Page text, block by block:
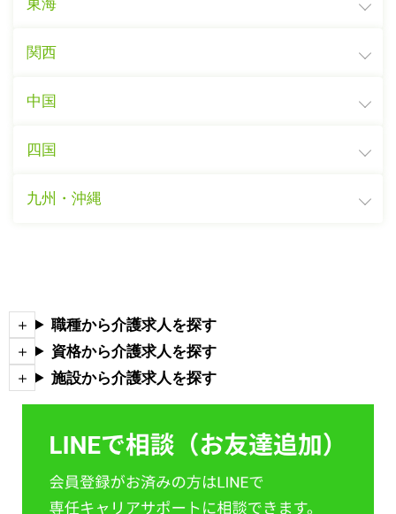
東海
関西
中国
四国
九州・沖縄
職種から介護求人を探す
資格から介護求人を探す
施設から介護求人を探す